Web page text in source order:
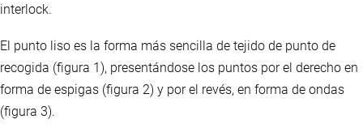
interlock.
El punto liso es la forma más sencilla de tejido de punto de
recogida (figura 1), presentándose los puntos por el derecho en
forma de espigas (figura 2) y por el revés, en forma de ondas
(figura 3).